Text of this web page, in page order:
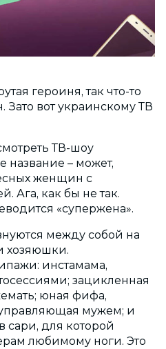
героиня, так что-то
вот украинскому ТВ
ТВ-шоу
название – может,
женщин с
Ага, как бы не так.
«супержена».
между собой на
хозяюшки.
инстамама,
зацикленная
юная фифа,
мужем; и
сари, для которой
любимому ноги. Это